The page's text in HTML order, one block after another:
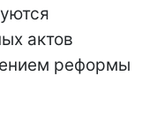
актов
реформы